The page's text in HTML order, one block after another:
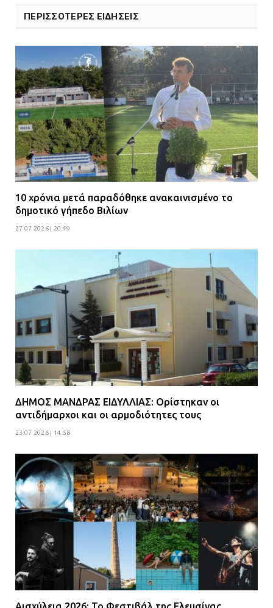
ΠΕΡΙΣΣΟΤΕΡΕΣ ΕΙΔΗΣΕΙΣ
10 χρόνια μετά παραδόθηκε ανακαινισμένο το
δημοτικό γήπεδο Βιλίων
27.07.2026 | 20:49
ΔΗΜΟΣ ΜΑΝΔΡΑΣ ΕΙΔΥΛΛΙΑΣ: Ορίστηκαν οι
αντιδήμαρχοι και οι αρμοδιότητες τους
23.07.2026 | 14:58